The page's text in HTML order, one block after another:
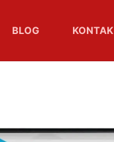
BLOG KONTAK